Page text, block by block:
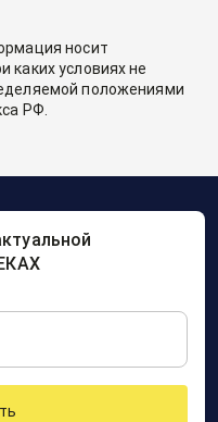
носит
каких условиях не
положениями
РФ.